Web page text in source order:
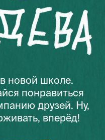
Ну,